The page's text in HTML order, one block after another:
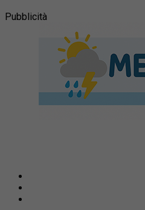
Pubblicità